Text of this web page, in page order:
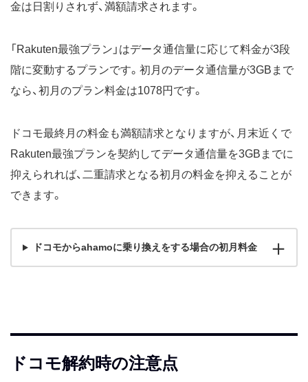
金は日割りされず、満額請求されます。
「Rakuten最強プラン」はデータ通信量に応じて料金が3段
階に変動するプランです。初月のデータ通信量が3GBまで
なら、初月のプラン料金は1078円です。
ドコモ最終月の料金も満額請求となりますが、月末近くで
Rakuten最強プランを契約してデータ通信量を3GBまでに
抑えられれば、二重請求となる初月の料金を抑えることが
できます。
ドコモからahamoに乗り換えをする場合の初月料金
ドコモ解約時の注意点